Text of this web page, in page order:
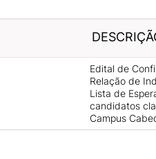
Edital de
Relação de
Lista de
candidatos
Campus